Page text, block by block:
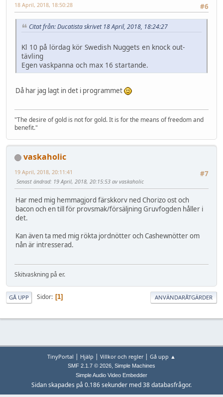
#6
18 April, 2018, 18:50:28
Citat från: Ducatista skrivet 18 April, 2018, 18:24:27
Kl 10 på lördag kör Swedish Nuggets en knock out-
tävling
Egen vaskpanna och max 16 startande.
Då har jag lagt in det i programmet
"The desire of gold is not for gold. It is for the means of freedom and
benefit."
vaskaholic
#7
19 April, 2018, 20:11:41
Senast ändrad: 19 April, 2018, 20:15:53 av vaskaholic
Har med mig hemmagjord färskkorv ned Chorizo ost och
bacon och en till för provsmak/försäljning Gruvfogden håller i
det.
Kan även ta med mig rökta jordnötter och Cashewnötter om
nån är intresserad.
Skitvaskning på er.
GÅ UPP Sidor 1 ANVÄNDARÅTGÄRDER
TinyPortal | Hjälp | Villkor och regler| Gå upp ▲
SMF 2.1.7 © 2026, Simple Machines
Simple Audio Video Embedder
Sidan skapades på 0.186 sekunder med 38 databasfrågor.